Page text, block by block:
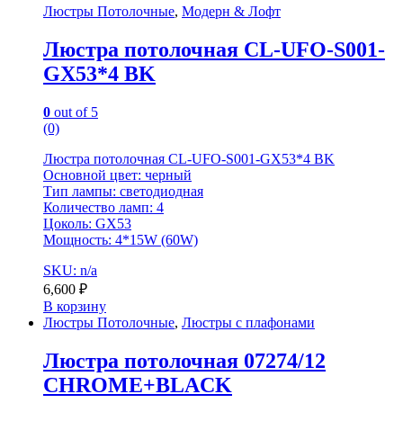
Люстры Потолочные, Модерн & Лофт
Люстра потолочная CL-UFO-S001-
GX53*4 BK
0 out of 5
(0)
Люстра потолочная CL-UFO-S001-GX53*4 BK
Основной цвет: черный
Тип лампы: светодиодная
Количество ламп: 4
Цоколь: GX53
Мощность: 4*15W (60W)
SKU: n/a
6,600 ₽
В корзину
Люстры Потолочные, Люстры с плафонами
Люстра потолочная 07274/12
CHROME+BLACK